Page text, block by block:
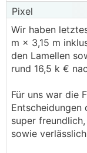
Pixel
Wir haben
m × 3,15 m
den Lamellen
rund 16,5 k €
Für uns war die
Entscheidungen
super
sowie